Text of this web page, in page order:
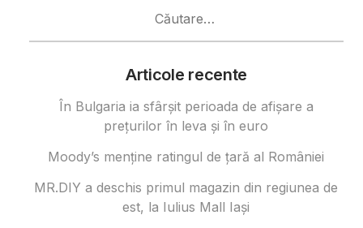
Articole recente
În Bulgaria ia sfârşit perioada de afișare a
prețurilor în ​​leva și în euro
Moody’s menține ratingul de țară al României
MR.DIY a deschis primul magazin din regiunea de
est, la Iulius Mall Iași